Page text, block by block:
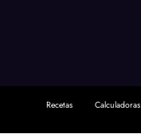
Recetas Calculadoras